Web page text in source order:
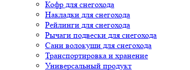
Кофр для снегохода
Накладки для снегохода
Рейлинги для снегохода
Рычаги подвески для снегохода
Сани волокуши для снегохода
Транспортировка и хранение
Универсальный продукт